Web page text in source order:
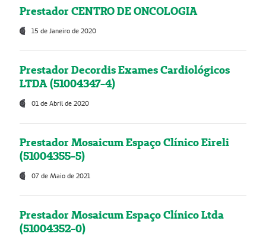
Prestador CENTRO DE ONCOLOGIA
15 de Janeiro de 2020
Prestador Decordis Exames Cardiológicos
LTDA (51004347-4)
01 de Abril de 2020
Prestador Mosaicum Espaço Clínico Eireli
(51004355-5)
07 de Maio de 2021
Prestador Mosaicum Espaço Clínico Ltda
(51004352-0)